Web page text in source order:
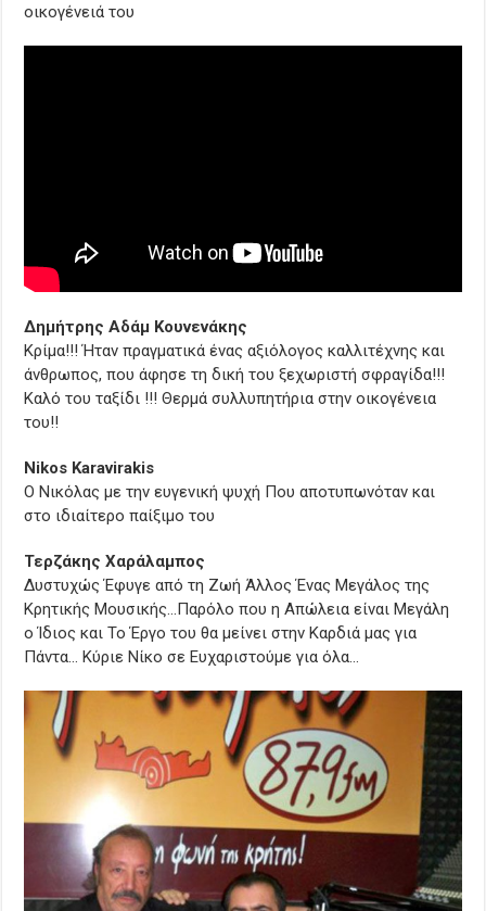
οικογένειά του
Δημήτρης Αδάμ Κουνενάκης
Κρίμα!!! Ήταν πραγματικά ένας αξιόλογος καλλιτέχνης και
άνθρωπος, που άφησε τη δική του ξεχωριστή σφραγίδα!!!
Καλό του ταξίδι !!! Θερμά συλλυπητήρια στην οικογένεια
του!!
Nikos Karavirakis
Ο Νικόλας με την ευγενική ψυχή Που αποτυπωνόταν και
στο ιδιαίτερο παίξιμο του
Τερζάκης Χαράλαμπος
Δυστυχώς Έφυγε από τη Ζωή Άλλος Ένας Μεγάλος της
Κρητικής Μουσικής…Παρόλο που η Απώλεια είναι Μεγάλη
ο Ίδιος και Το Έργο του θα μείνει στην Καρδιά μας για
Πάντα… Κύριε Νίκο σε Ευχαριστούμε για όλα…